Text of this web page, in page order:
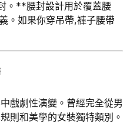
。**腰封設計用於覆蓋腰
。如果你穿吊帶,褲子腰帶
戲劇性演變。曾經完全從男
則和美學的女裝獨特類別。